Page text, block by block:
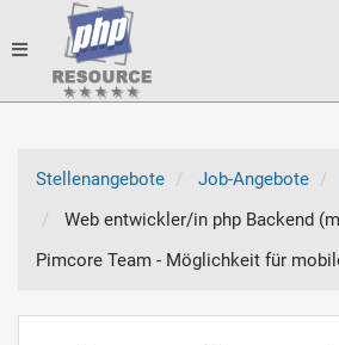
Toggle
Stellenangebote
Job-Angebote
Web entwickler/in php Backend
Pimcore Team - Möglichkeit für